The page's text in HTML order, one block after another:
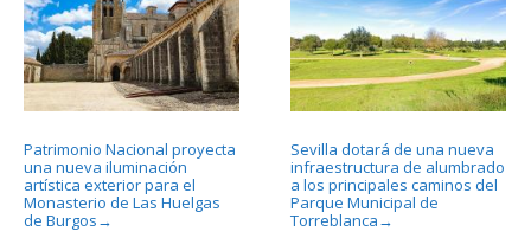
Patrimonio Nacional proyecta
una nueva iluminación
artística exterior para el
Monasterio de Las Huelgas
de Burgos →
Sevilla dotará de una nueva
infraestructura de alumbrado
a los principales caminos del
Parque Municipal de
Torreblanca →